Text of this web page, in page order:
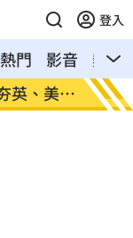
登入
熱門 影音
熱搜
、美、
長尾
因